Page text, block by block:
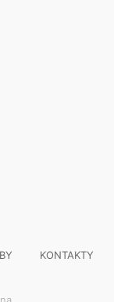
KONTAKTY